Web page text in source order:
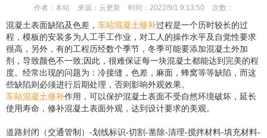
作者： 本站 来源： 云更新 时间： 2022/9/1 9:13:50 次数：
混凝土表面缺陷及色差， 车站混凝土修补过程是一个历时较长的过
程，模板的安装多为人工手工作业，对工人的操作水平及自觉性要求
很高，另外，有的工程历经数个季节，冬季可能要添加混凝土外加
剂，导致颜色不一致;因此，很难保证每一块混凝土都能达到完美的程
度。经常出现的问题为：冷接缝，色差，麻面，蜂窝等等缺陷，而这
些缺陷则必须进行后期处理，否则影响外观效果。
车站混凝土修补作用，可以保护混凝土表面不受自然环境破坏，延长
使用寿命，修补混凝土表面外观，达到设计要求的美观。
道路封闭（交通管制）-划线标识-切割-凿除-清理-搅拌材料-填充材料-